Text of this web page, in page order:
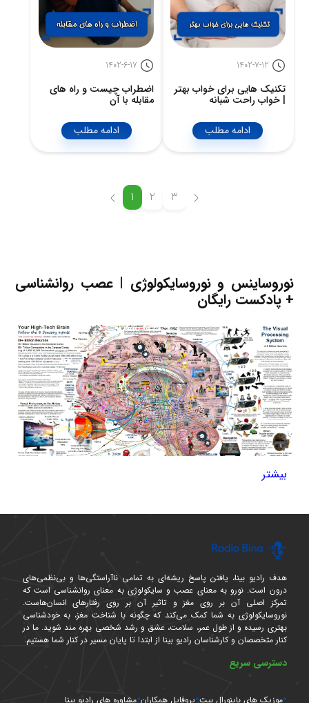
1402-7-12
تکنیک ‌هایی برای خواب بهتر
| خواب راحت شبانه
ادامه مطلب
1402-6-17
اضطراب چیست و راه های
مقابله با آن
ادامه مطلب
1 2 3
نوروساینس و نوروسایکولوژی | عصب روانشناسی
+ پادکست رایگان
نوروسایکولوژی | انواع رویکردهای
عصب روانشناسی
نوروسایکولوژی علمی بر پایه مطالعه مغز و رفتارهای انسان
است. این علم نوین که از ترکیب دو کلمه عصب و روانشناسی به
وجود آمده به تاثیر مغز روی خروجی رفتارهای انسان می‌پردازد.
هر چند که از قدیم افراد متعددی به مطالعه رویکردهای عصب
نوروسایکولوژی علمی نوین است. عصب روانشناختی به ارزیابی
بیشتر
هدف رادیو بینا، یافتن پاسخ ریشه‌ای به تمامی ناآراستگی‌ها و بی‌نظمی‌های
درون است. نورو به معنای عصب و سایکولوژی به معنای روانشناسی است که
تمرکز اصلی آن بر روی مغز و تاثیر آن بر روی رفتارهای انسان‌هاست.
نوروسایکولوژی به شما کمک می‌کند که چگونه با شناخت مغز، به خودشناسی
بهتری رسیده و از طول عمر، سلامت، عشق و رشد شخصی بهره مند شوید. ما در
کنار متخصصان و کارشناسان رادیو بینا از ابتدا تا پایان مسیر در کنار شما هستیم.
دسترسی سریع
موزیک های باینورال بیت پروفایل همکاران مشاوره های رادیو بینا